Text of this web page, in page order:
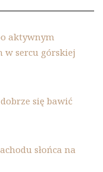
aktywnym
w sercu górskiej
się bawić
słońca na